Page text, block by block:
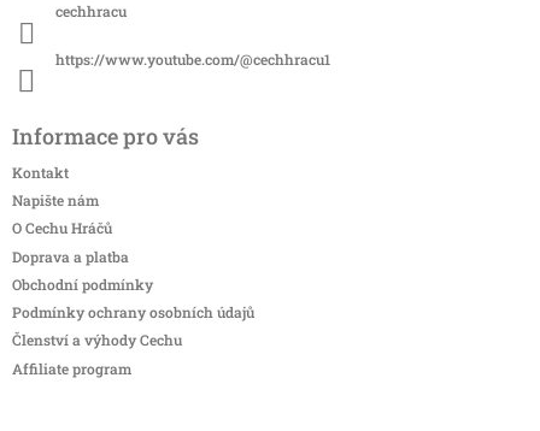
cechhracu
https://www.youtube.com/@cechhracu1
Informace pro vás
Kontakt
Napište nám
O Cechu Hráčů
Doprava a platba
Obchodní podmínky
Podmínky ochrany osobních údajů
Členství a výhody Cechu
Affiliate program